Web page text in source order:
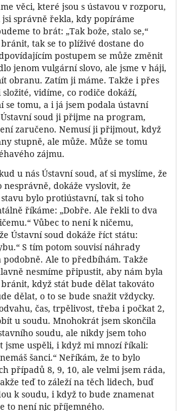
věci, které jsou s ústavou v rozporu,
jsi správně řekla, kdy popíráme
to brát: „Tak bože, stalo se,“
tak se to plíživé dostane do
postupem se může změnit
jenom vulgární slovo, ale jsme v háji,
obranu. Zatím ji máme. Takže i přes
vidíme, co rodiče dokáží,
se tomu, a i já jsem podala ústavní
soud ji přijme na program,
zaručeno. Nemusí ji přijmout, když
stupně, ale může. Může se tomu
zájmu.
u nás Ústavní soud, ať si myslíme, že
dokáže vyslovit, že
bylo protiústavní, tak si toho
říkáme: „Dobře. Ale řekli to dva
Vůbec to není k ničemu,
Ústavní soud dokáže říct státu:
S tím potom souvisí náhrady
Ale to předbíhám. Takže
nesmíme připustit, aby nám byla
když stát bude dělat takováto
dělat, o to se bude snažit vždycky.
čas, trpělivost, třeba i počkat 2,
u soudu. Mnohokrát jsem skončila
soudu, ale nikdy jsem toho
jsme uspěli, i když mi mnozí říkali:
šanci.“ Neříkám, že to bylo
případů 8, 9, 10, ale velmi jsem ráda,
teď to záleží na těch lidech, buď
k soudu, i když to bude znamenat
to není nic příjemného.